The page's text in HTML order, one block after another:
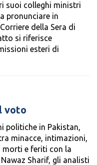
suoi colleghi ministri
pronunciare in
della Sera di
si riferisce
esteri di
voto
politiche in Pakistan,
minacce, intimazioni,
morti e feriti con la
Sharif, gli analisti